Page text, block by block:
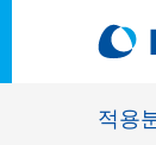
적용